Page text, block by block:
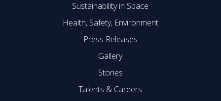
Sustainability in Space
Health, Safety, Environment
Press Releases
Gallery
Stories
Talents & Careers